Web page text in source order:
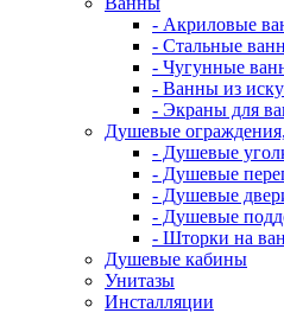
- Акриловые
- Стальные
- Чугунные
- Ванны из
- Экраны для
Душевые
- Душевые
- Душевые
- Душевые
- Душевые
- Шторки на
Душевые кабины
Унитазы
Инсталляции